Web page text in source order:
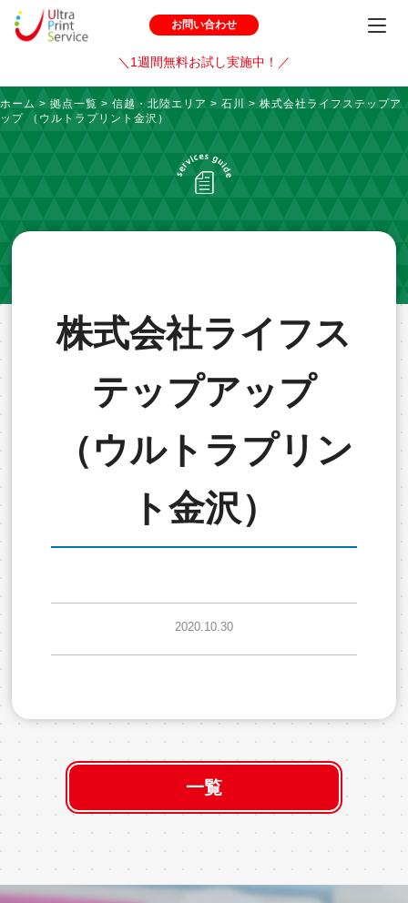
お問い合わせ
＼1週間無料お試し実施中！／
ホーム > 拠点一覧 > 信越・北陸エリア > 石川 > 株式会社ライフステップア
ップ （ウルトラプリント金沢）
株式会社ライフス
テップアップ
（ウルトラプリン
ト金沢）
2020.10.30
一覧